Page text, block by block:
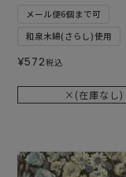
メール便6個まで可
和泉木綿(さらし)使用
¥572税込
×(在庫なし)